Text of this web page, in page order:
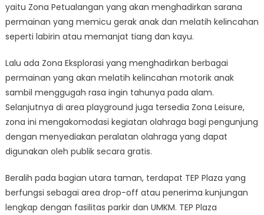
yaitu Zona Petualangan yang akan menghadirkan sarana
permainan yang memicu gerak anak dan melatih kelincahan
seperti labirin atau memanjat tiang dan kayu.
Lalu ada Zona Eksplorasi yang menghadirkan berbagai
permainan yang akan melatih kelincahan motorik anak
sambil menggugah rasa ingin tahunya pada alam.
Selanjutnya di area playground juga tersedia Zona Leisure,
zona ini mengakomodasi kegiatan olahraga bagi pengunjung
dengan menyediakan peralatan olahraga yang dapat
digunakan oleh publik secara gratis.
Beralih pada bagian utara taman, terdapat TEP Plaza yang
berfungsi sebagai area drop-off atau penerima kunjungan
lengkap dengan fasilitas parkir dan UMKM. TEP Plaza